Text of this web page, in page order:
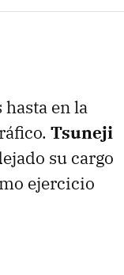
en la
Tsuneji
su cargo
ejercicio